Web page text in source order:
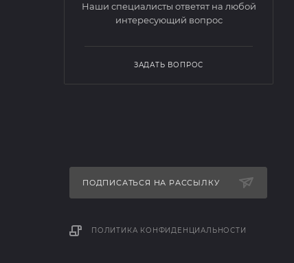
Наши специалисты ответят на любой
интересующий вопрос
ЗАДАТЬ ВОПРОС
ПОДПИСАТЬСЯ НА РАССЫЛКУ
ПОЛИТИКА КОНФИДЕНЦИАЛЬНОСТИ